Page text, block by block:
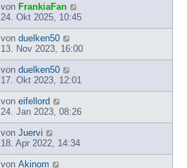
von FrankiaFan
24. Okt 2025, 10:45
von duelken50
13. Nov 2023, 16:00
von duelken50
17. Okt 2023, 12:01
von eifellord
24. Jan 2023, 08:26
von Juervi
18. Apr 2022, 14:34
von Akinom